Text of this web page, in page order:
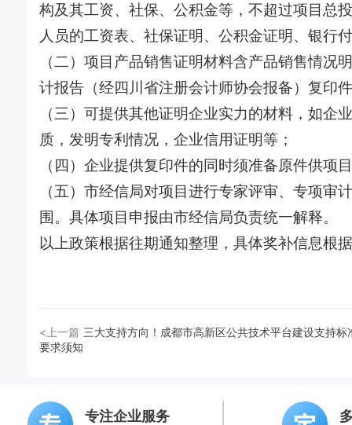
构及其工资、社保、公积金等，不超过项目总
人员的工资表、社保证明、公积金证明、银行
（二）项目产品销售证明材料含产品销售情
计报告（经四川省注册会计师协会报备）复印
（三）可提供其他证明企业实力的材料，如
质，发明专利情况，企业信用证明等；
（四）企业提供复印件的同时须准备原件供项
（五）市经信局对项目进行专家评审、专项
围。具体项目申报由市经信局负责统一解释。
以上政策根据往期通知整理，具体奖补信息根
<上一篇 三大支持方向！成都市高新区公共技术平台建设支持标
要求须知
专注企业服务